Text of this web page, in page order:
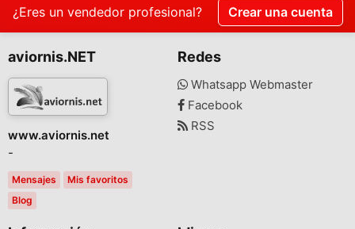
¿Eres un vendedor profesional? Crear una cuenta
aviornis.NET
www.aviornis.net
-
Mensajes
Mis favoritos
Blog
Redes
Whatsapp Webmaster
Facebook
RSS